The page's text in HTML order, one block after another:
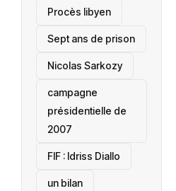
Procès libyen
Sept ans de prison
Nicolas Sarkozy
campagne
présidentielle de
2007
‎FIF : Idriss Diallo
un bilan